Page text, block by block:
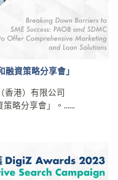
資策略分享會」
香港）有限公司
略分享會」。......